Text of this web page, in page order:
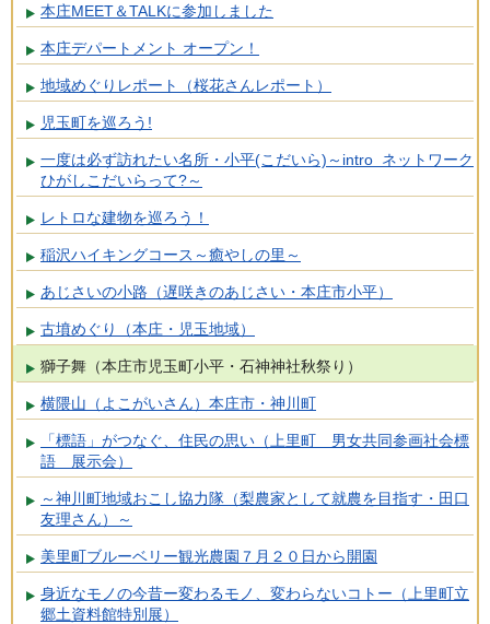
本庄MEET＆TALKに参加しました
本庄デパートメント オープン！
地域めぐりレポート（桜花さんレポート）
児玉町を巡ろう!
一度は必ず訪れたい名所・小平(こだいら)～intro ネットワーク
ひがしこだいらって?～
レトロな建物を巡ろう！
稲沢ハイキングコース～癒やしの里～
あじさいの小路（遅咲きのあじさい・本庄市小平）
古墳めぐり（本庄・児玉地域）
獅子舞（本庄市児玉町小平・石神神社秋祭り）
横隈山（よこがいさん）本庄市・神川町
「標語」がつなぐ、住民の思い（上里町 男女共同参画社会標
語 展示会）
～神川町地域おこし協力隊（梨農家として就農を目指す・田口
友理さん）～
美里町ブルーベリー観光農園７月２０日から開園
身近なモノの今昔ー変わるモノ、変わらないコトー（上里町立
郷土資料館特別展）